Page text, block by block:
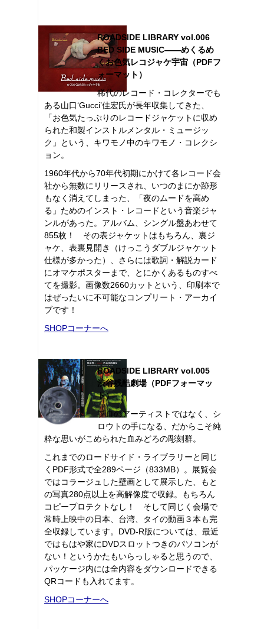
ROADSIDE LIBRARY vol.006
BED SIDE MUSIC――めくるめ
くお色気レコジャケ宇宙（PDFフ
ォーマット）
稀代のレコード・コレクターでも
ある山口‘Gucci’佳宏氏が長年収集してきた、
「お色気たっぷりのレコードジャケットに収め
られた和製インストルメンタル・ミュージッ
ク」という、キワモノ中のキワモノ・コレクシ
ョン。
1960年代から70年代初期にかけて各レコード会
社から無数にリリースされ、いつのまにか跡形
もなく消えてしまった、「夜のムードを高め
る」ためのインスト・レコードという音楽ジャ
ンルがあった。アルバム、シングル盤あわせて
855枚！ その表ジャケットはもちろん、裏ジ
ャケ、表裏見開き（けっこうダブルジャケット
仕様が多かった）、さらには歌詞・解説カード
にオマケポスターまで、とにかくあるものすべ
てを撮影。画像数2660カットという、印刷本で
はぜったいに不可能なコンプリート・アーカイ
ブです！
SHOPコーナーへ
ROADSIDE LIBRARY vol.005
渋谷残酷劇場（PDFフォーマッ
ト）
プロのアーティストではなく、シ
ロウトの手になる、だからこそ純
粋な思いがこめられた血みどろの彫刻群。
これまでのロードサイド・ライブラリーと同じ
くPDF形式で全289ページ（833MB）。展覧会
ではコラージュした壁画として展示した、もと
の写真280点以上を高解像度で収録。もちろん
コピープロテクトなし！ そして同じく会場で
常時上映中の日本、台湾、タイの動画３本も完
全収録しています。DVD-R版については、最近
ではもはや家にDVDスロットつきのパソコンが
ない！というかたもいらっしゃると思うので、
パッケージ内には全内容をダウンロードできる
QRコードも入れてます。
SHOPコーナーへ